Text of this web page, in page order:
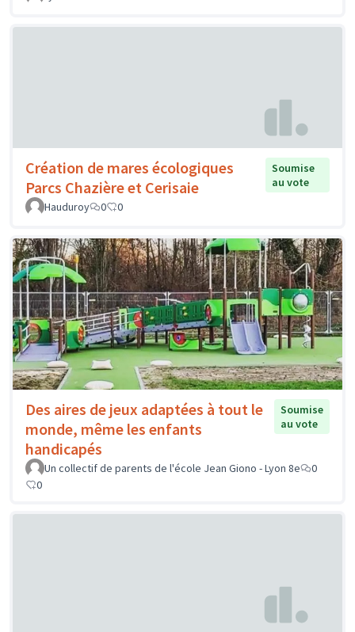
Création de mares écologiques
Parcs Chazière et Cerisaie
Soumise
au vote
Hauduroy
0 0
Des aires de jeux adaptées à tout le
monde, même les enfants
handicapés
Soumise
au vote
Un collectif de parents de l'école Jean Giono - Lyon 8e
0
0